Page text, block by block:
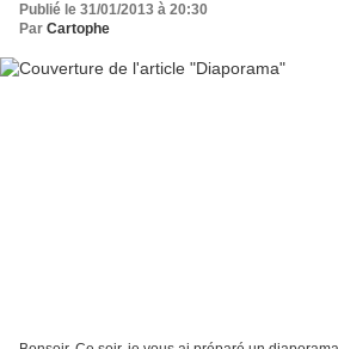
Publié le 31/01/2013 à 20:30
Par Cartophe